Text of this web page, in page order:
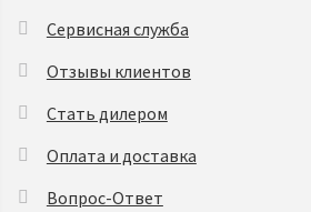
Сервисная служба
Отзывы клиентов
Стать дилером
Оплата и доставка
Вопрос-Ответ